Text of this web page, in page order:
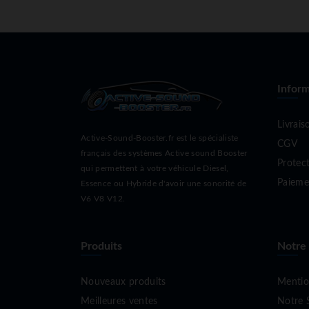
Active-Sound-Booster.fr est le spécialiste
français des systèmes Active sound Booster
qui permettent à votre véhicule Diesel,
Essence ou Hybride d'avoir une sonorité de
V6 V8 V12.
CGV
Produits
Nouveaux produits
Meilleures ventes
Notre
Notre